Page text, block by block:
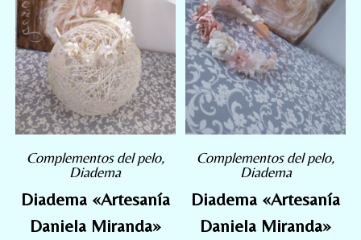
Complementos del pelo,
Diadema
Diadema «Artesanía
Daniela Miranda»
Complementos del pelo,
Diadema
Diadema «Artesanía
Daniela Miranda»